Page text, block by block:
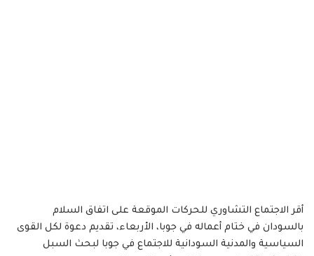
أقر الاجتماع التشاوري للحركات الموقعة على اتفاق السلام
بالسودان في ختام أعماله في جوبا، الأربعاء، تقديم دعوة لكل القوى
السياسية والمدنية السودانية للاجتماع في جوبا لبحث السبل